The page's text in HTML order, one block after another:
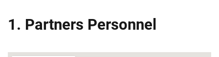
1. Partners Personnel